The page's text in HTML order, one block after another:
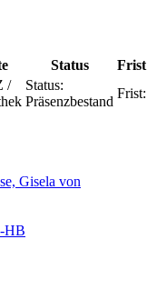
Status
Frist
/
Status:
Präsenzbestand
Frist:
Gisela von
HB